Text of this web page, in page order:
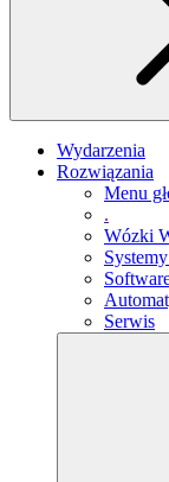
Wydarzenia
Rozwiązania
Menu
.
Wózki
Serwis